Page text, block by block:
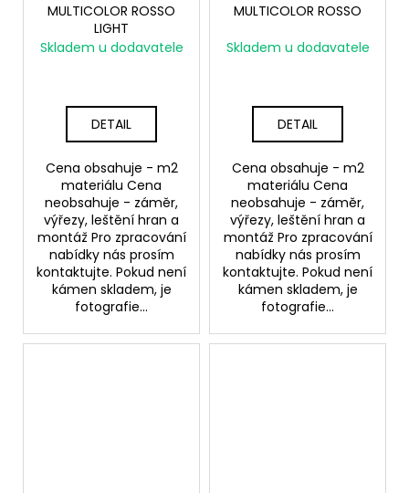
MULTICOLOR ROSSO
LIGHT
Skladem u dodavatele
DETAIL
Cena obsahuje - m2
materiálu Cena
neobsahuje - záměr,
výřezy, leštění hran a
montáž Pro zpracování
nabídky nás prosím
kontaktujte. Pokud není
kámen skladem, je
fotografie...
MULTICOLOR ROSSO
Skladem u dodavatele
DETAIL
Cena obsahuje - m2
materiálu Cena
neobsahuje - záměr,
výřezy, leštění hran a
montáž Pro zpracování
nabídky nás prosím
kontaktujte. Pokud není
kámen skladem, je
fotografie...